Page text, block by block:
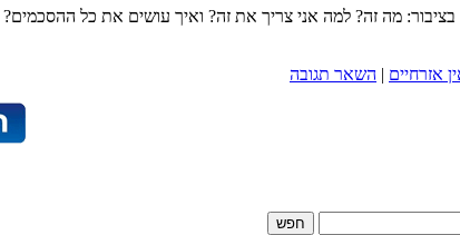
בציבור: מה זה? למה אני צריך את זה? ואיך עושים את כל
אזרחיים השאר תגובה